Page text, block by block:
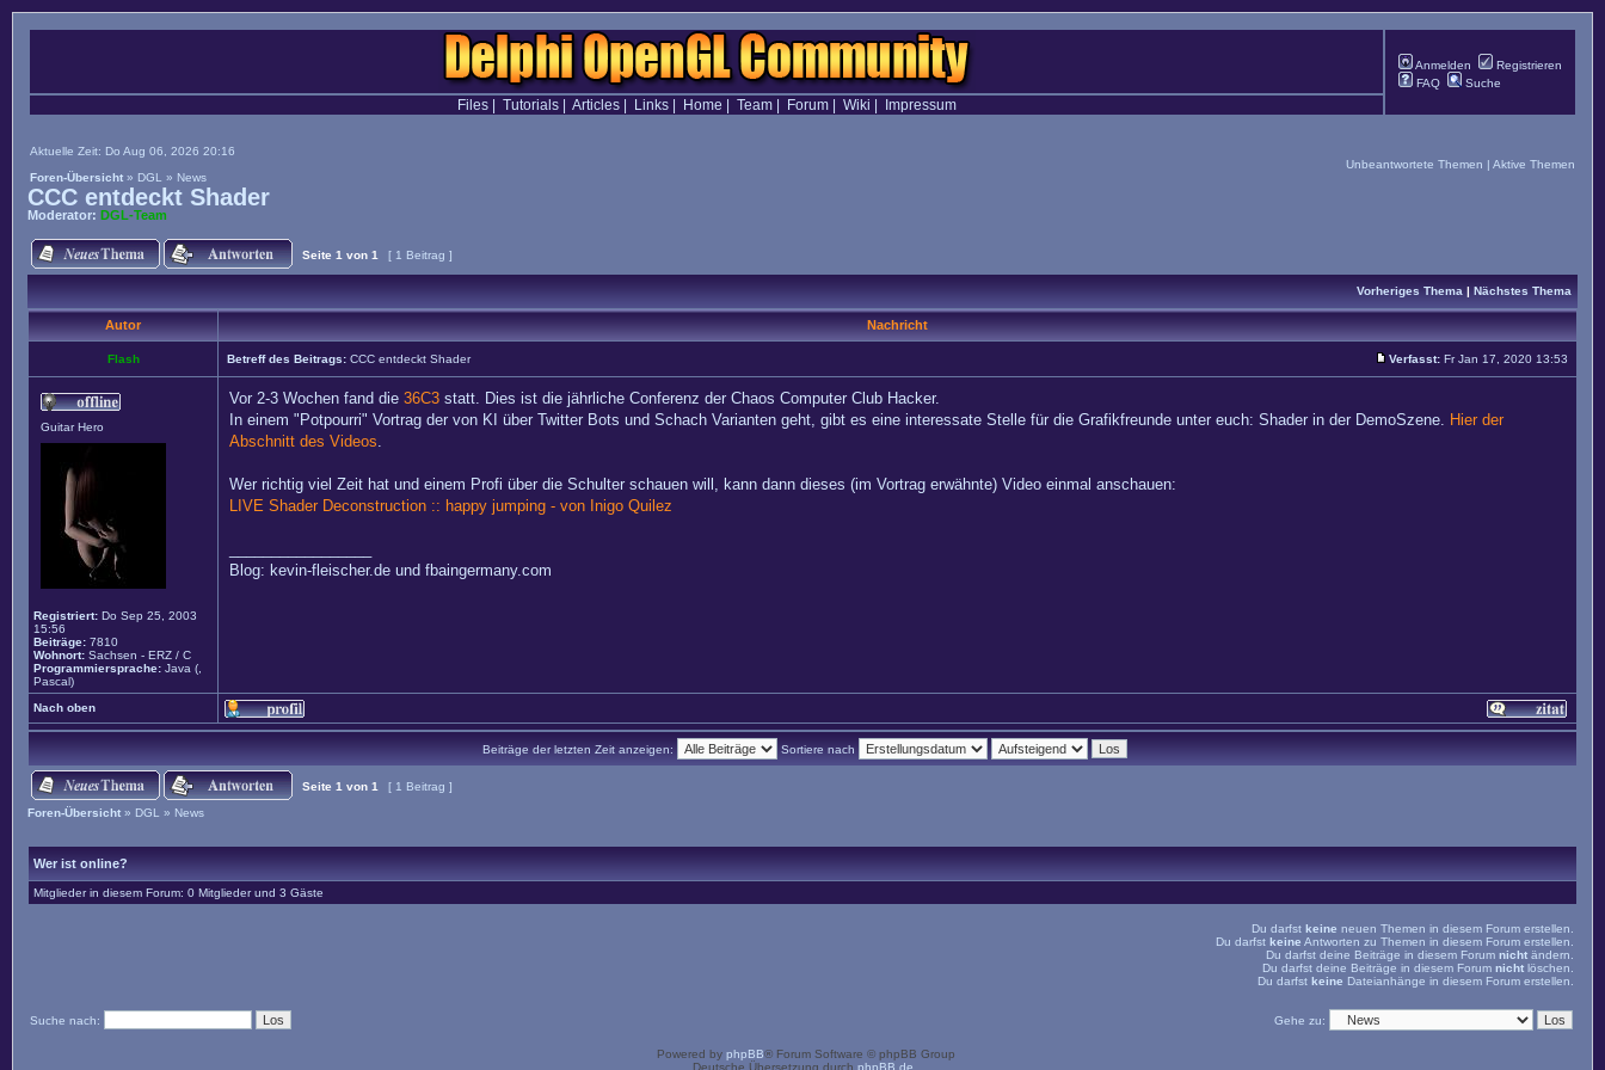
Anmelden
Registrieren
FAQ
Suche
Files| Tutorials| Articles| Links| Home Team| Forum| Wiki Impressum
Aktuelle Zeit: Do Aug 06, 2026 20:16
Foren-Übersicht » DGL » News
Unbeantwortete Themen | Aktive Themen
CCC entdeckt Shader
Moderator: DGL-Team
Seite 1 von 1 [ 1 Beitrag ]
Vorheriges Thema | Nächstes Thema
Autor Nachricht
Flash Betreff des Beitrags: CCC entdeckt Shader Verfasst: Fr Jan 17, 2020 13:53
Guitar Hero
Registriert: Do Sep 25, 2003
15:56
Beiträge: 7810
Wohnort: Sachsen - ERZ / C
Programmiersprache: Java (,
Pascal)
Vor 2-3 Wochen fand die 36C3 statt. Dies ist die jährliche Conferenz der Chaos Computer Club Hacker.
In einem "Potpourri" Vortrag der von KI über Twitter Bots und Schach Varianten geht, gibt es eine interessate Stelle für die Grafikfreunde unter euch: Shader in der DemoSzene. Hier der
Abschnitt des Videos.
Wer richtig viel Zeit hat und einem Profi über die Schulter schauen will, kann dann dieses (im Vortrag erwähnte) Video einmal anschauen:
LIVE Shader Deconstruction :: happy jumping - von Inigo Quilez
Blog: kevin-fleischer.de und fbaingermany.com
Nach oben
Beiträge der letzten Zeit anzeigen: Sortiere nach
Seite 1 von 1
[ 1 Beitrag ]
Foren-Übersicht » DGL » News
Wer ist online?
Mitglieder in diesem Forum: 0 Mitglieder und 3 Gäste
Du darfst keine neuen Themen in diesem Forum erstellen.
Du darfst keine Antworten zu Themen in diesem Forum erstellen.
Du darfst deine Beiträge in diesem Forum nicht ändern.
Du darfst deine Beiträge in diesem Forum nicht löschen.
Du darfst keine Dateianhänge in diesem Forum erstellen.
Suche nach: Gehe zu:
Powered by phpBB® Forum Software © phpBB Group
Deutsche Übersetzung durch phpBB.de